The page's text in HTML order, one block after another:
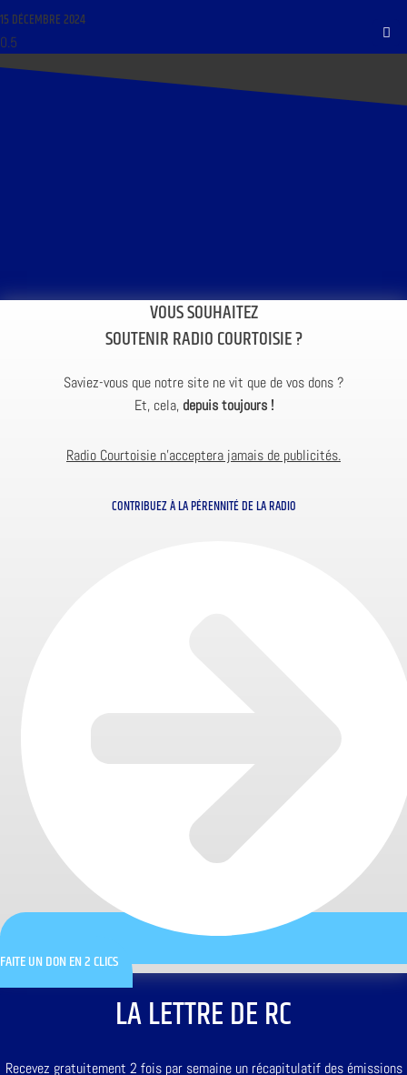
15 DÉCEMBRE 2024
VOUS SOUHAITEZ
SOUTENIR RADIO COURTOISIE ?
Saviez-vous que notre site ne vit que de vos dons ?
Et, cela, depuis toujours !
Radio Courtoisie n’acceptera jamais de publicités.
CONTRIBUEZ À LA PÉRENNITÉ DE LA RADIO
FAITE UN DON EN 2 CLICS
LA LETTRE DE RC
Recevez gratuitement 2 fois par semaine un récapitulatif des émissions